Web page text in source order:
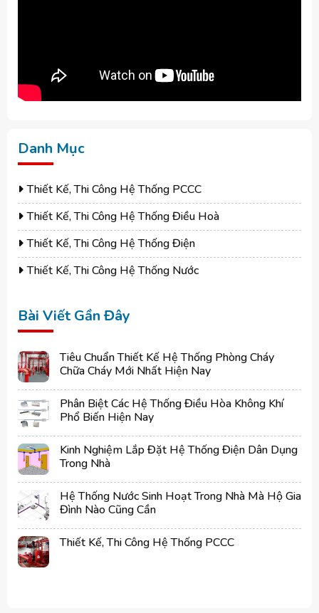
Danh Mục
Thiết Kế, Thi Công Hệ Thống PCCC
Thiết Kế, Thi Công Hệ Thống Điều Hoà
Thiết Kế, Thi Công Hệ Thống Điện
Thiết Kế, Thi Công Hệ Thống Nước
Bài Viết Gần Đây
Tiêu Chuẩn Thiết Kế Hệ Thống Phòng Cháy
Chữa Cháy Mới Nhất Hiện Nay
Phân Biệt Các Hệ Thống Điều Hòa Không Khí
Phổ Biến Hiện Nay
Kinh Nghiệm Lắp Đặt Hệ Thống Điện Dân Dụng
Trong Nhà
Hệ Thống Nước Sinh Hoạt Trong Nhà Mà Hộ Gia
Đình Nào Cũng Cần
Thiết Kế, Thi Công Hệ Thống PCCC